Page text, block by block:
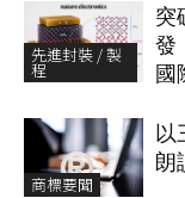
先進封裝 / 製
程
突
發
國
商標要聞
以
朗